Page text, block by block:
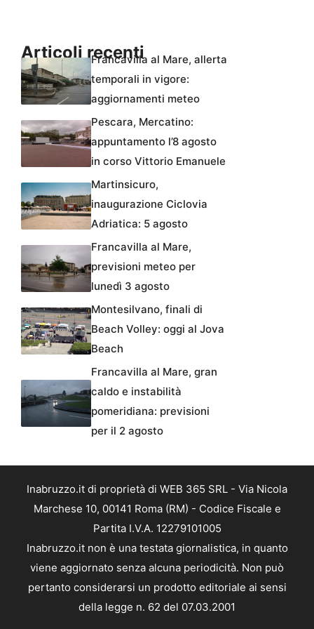
Articoli recentiFrancavilla al Mare, allerta
temporali in vigore:
aggiornamenti meteo
Pescara, Mercatino:
appuntamento l’8 agosto
in corso Vittorio Emanuele
Martinsicuro,
inaugurazione Ciclovia
Adriatica: 5 agosto
Francavilla al Mare,
previsioni meteo per
lunedì 3 agosto
Montesilvano, finali di
Beach Volley: oggi al Jova
Beach
Francavilla al Mare, gran
caldo e instabilità
pomeridiana: previsioni
per il 2 agosto
Inabruzzo.it di proprietà di WEB 365 SRL - Via Nicola
Marchese 10, 00141 Roma (RM) - Codice Fiscale e
Partita I.V.A. 12279101005
Inabruzzo.it non è una testata giornalistica, in quanto
viene aggiornato senza alcuna periodicità. Non può
pertanto considerarsi un prodotto editoriale ai sensi
della legge n. 62 del 07.03.2001